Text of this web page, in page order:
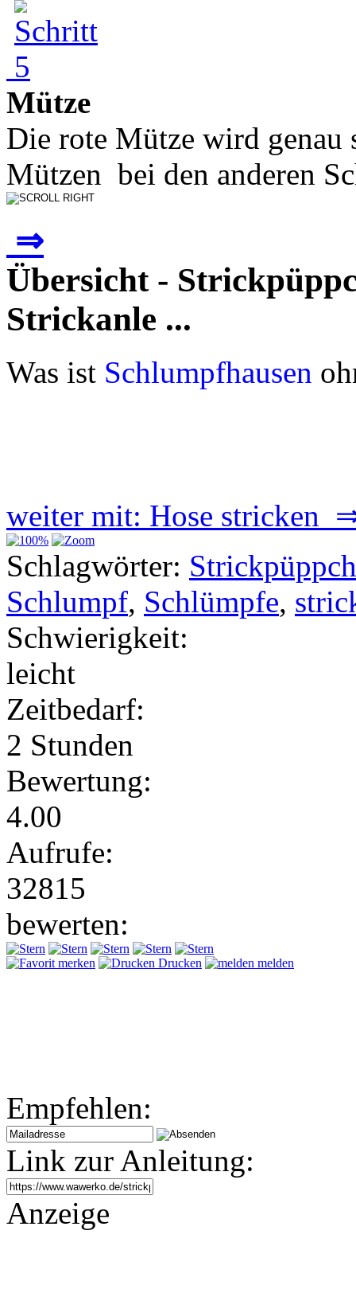
Mütze
Die rote Mütze wird genau
Mützen bei den anderen
⇒
Übersicht -
Strickanle ...
Was ist Schlumpfhausen
weiter mit: Hose stricken
Schlagwörter:
Schlumpf, Schlümpfe,
Schwierigkeit:
leicht
Zeitbedarf:
2 Stunden
Bewertung:
4.00
Aufrufe:
32815
bewerten:
merken Drucken melden
Empfehlen:
Link zur Anleitung:
Anzeige